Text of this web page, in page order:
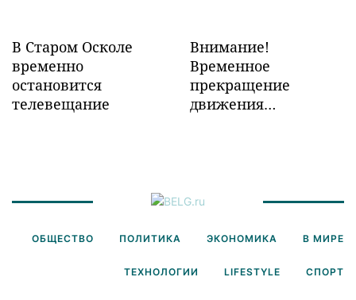
В Старом Осколе
временно
остановится
телевещание
Внимание!
Временное
прекращение
движения
ОБЩЕСТВО ПОЛИТИКА ЭКОНОМИКА В МИРЕ
ТЕХНОЛОГИИ LIFESTYLE СПОРТ